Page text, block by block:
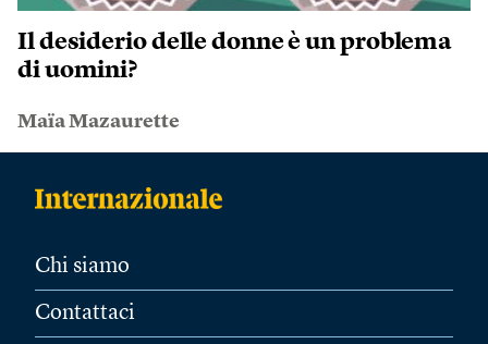
Il desiderio delle donne è un problema
di uomini?
Maïa Mazaurette
Chi siamo
Contattaci